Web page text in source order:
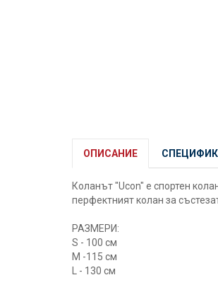
ОПИСАНИЕ
Коланът "Ucon" е спортен
перфектният колан за
РАЗМЕРИ:
S - 100 см
M -115 см
L - 130 см